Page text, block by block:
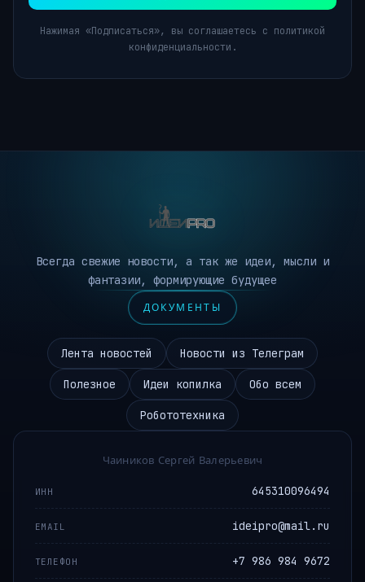
Нажимая «Подписаться», вы соглашаетесь с политикой
конфиденциальности.
Всегда свежие новости, а так же идеи, мысли и
фантазии, формирующие будущее
ДОКУМЕНТЫ
Лента новостей Новости из Телеграм
Полезное Идеи копилка Обо всем
Робототехника
Чаиников Сергей Валерьевич
ИНН 645310096494
EMAIL ideipro@mail.ru
ТЕЛЕФОН +7 986 984 9672